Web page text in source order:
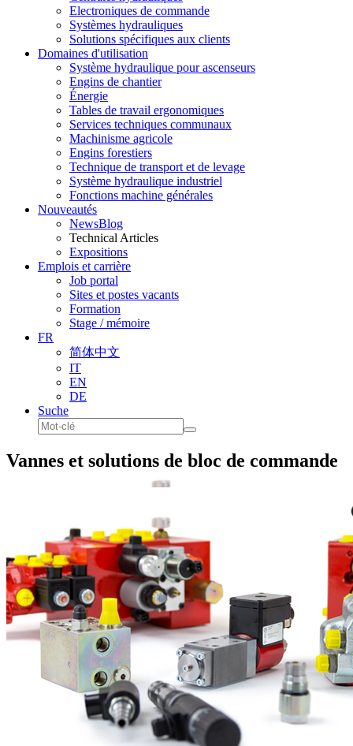
Electroniques de commande
Systèmes hydrauliques
Solutions spécifiques aux clients
Domaines d'utilisation
Système hydraulique pour ascenseurs
Engins de chantier
Énergie
Tables de travail ergonomiques
Services techniques communaux
Machinisme agricole
Engins forestiers
Technique de transport et de levage
Système hydraulique industriel
Fonctions machine générales
Nouveautés
NewsBlog
Technical Articles
Expositions
Emplois et carrière
Job portal
Sites et postes vacants
Formation
Stage / mémoire
FR
简体中文
IT
EN
DE
Suche
Vannes et solutions de bloc de commande